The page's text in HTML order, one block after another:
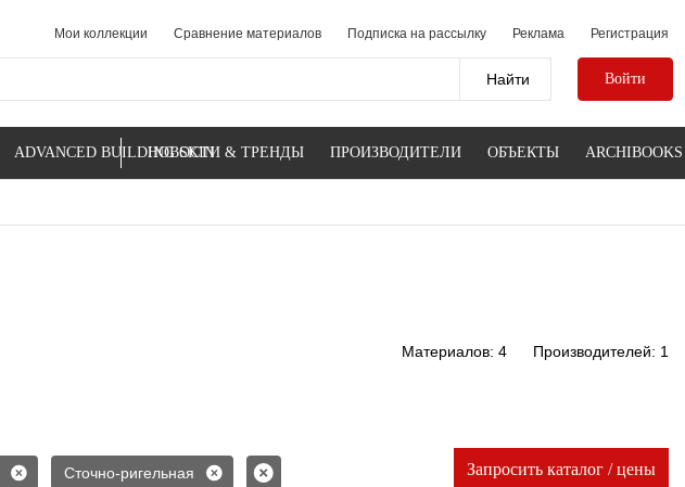
Мои коллекции Сравнение материалов Подписка на рассылку Реклама Регистрация
Войти
ADVANCED BUILDING SKINНОВОСТИ & ТРЕНДЫ ПРОИЗВОДИТЕЛИ ОБЪЕКТЫ ARCHIBOOKS
Материалов: 4 Производителей: 1
Сточно-ригельная Запросить каталог / цены